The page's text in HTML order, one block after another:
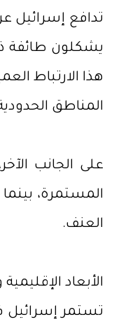
يشكلون طائفة
هذا الارتباط
المناطق
على الجانب
المستمرة،
العنف.
الأبعاد
تستمر إسرائيل